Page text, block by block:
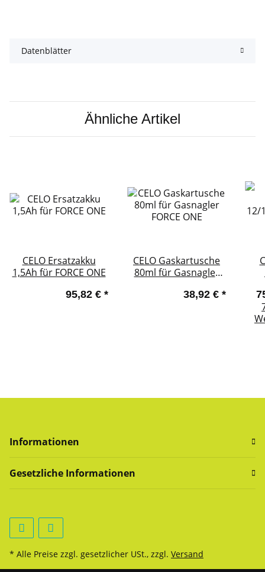
Datenblätter
Ähnliche Artikel
CELO Ersatzakku
1,5Ah für FORCE ONE
95,82 € *
CELO Gaskartusche
80ml für Gasnagler
38,92 € *
Informationen
Gesetzliche Informationen
* Alle Preise zzgl. gesetzlicher USt., zzgl. Versand